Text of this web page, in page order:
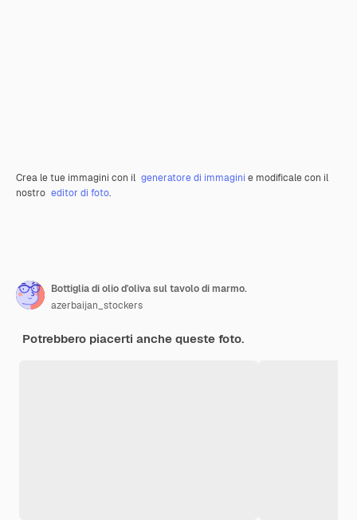
Crea le tue immagini con il generatore di immagini e modificale con il
nostro editor di foto.
Bottiglia di olio d'oliva sul tavolo di marmo.
azerbaijan_stockers
Potrebbero piacerti anche queste foto.